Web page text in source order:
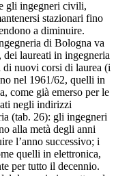
gli ingegneri civili,
stazionari fino
a diminuire.
di Bologna va
laureati in ingegneria
di nuovi corsi di laurea (i
nel 1961/62, quelli in
come già emerso per le
negli indirizzi
(tab. 26): gli ingegneri
alla metà degli anni
l’anno successivo; i
quelli in elettronica,
per tutto il decennio.